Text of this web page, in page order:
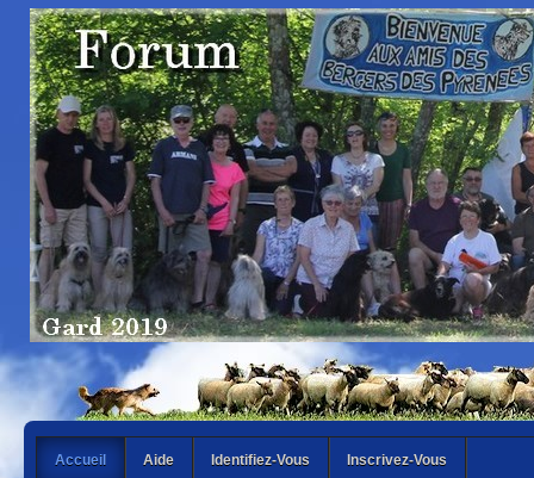
Accueil Aide Identifiez-Vous Inscrivez-Vous